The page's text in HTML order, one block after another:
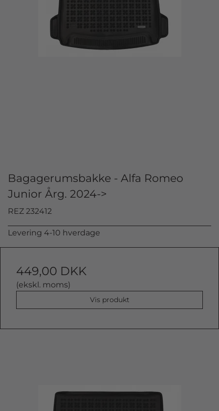
Bagagerumsbakke - Alfa Romeo
Junior Årg. 2024->
REZ 232412
Levering 4-10 hverdage
449,00 DKK
(ekskl. moms)
Vis produkt